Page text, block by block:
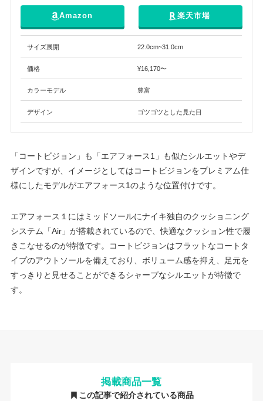
Amazon 楽天市場
サイズ展開 22.0cm~31.0cm
価格 ¥16,170〜
カラーモデル 豊富
デザイン ゴツゴツとした見た目
「コートビジョン」も「エアフォース1」も似たシルエットやデ
ザインですが、イメージとしてはコートビジョンをプレミアム仕
様にしたモデルがエアフォース1のような位置付けです。
エアフォース１にはミッドソールにナイキ独自のクッショニング
システム「Air」が搭載されているので、快適なクッション性で履
きこなせるのが特徴です。コートビジョンはフラットなコートタ
イプのアウトソールを備えており、ボリューム感を抑え、足元を
すっきりと見せることができるシャープなシルエットが特徴で
す。
掲載商品一覧
この記事で紹介されている商品